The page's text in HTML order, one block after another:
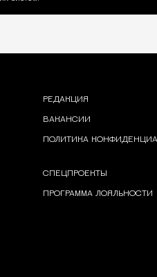
РЕДАКЦИЯ
ВАКАНСИИ
ПОЛИТИКА
СПЕЦПРОЕКТЫ
ПРОГРАММА ЛОЯЛЬНОСТИ